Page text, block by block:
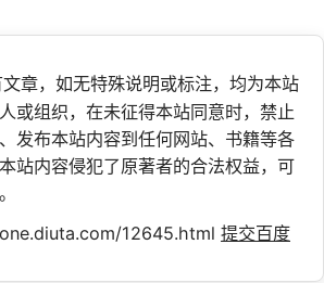
章，如无特殊说明或标注，均为本站
或组织，在未征得本站同意时，禁止
发布本站内容到任何网站、书籍等各
站内容侵犯了原著者的合法权益，可
12645.html 提交百度